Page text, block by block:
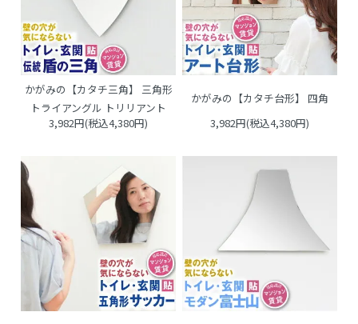
かがみの【カタチ三角】 三角形
トライアングル トリリアント
3,982円(税込4,380円)
かがみの【カタチ台形】 四角
3,982円(税込4,380円)